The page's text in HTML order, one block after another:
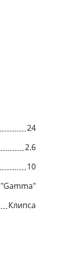
24
2.6
10
"Gamma"
Клипса